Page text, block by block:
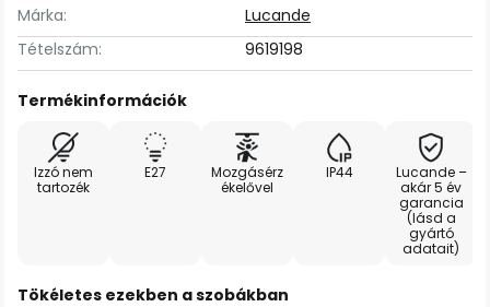
Márka:
Lucande
Tételszám:
9619198
Termékinformációk
Izzó nem
tartozék
E27
Mozgásérz
ékelővel
IP44
Lucande –
akár 5 év
garancia
(lásd a
gyártó
adatait)
Tökéletes ezekben a szobákban